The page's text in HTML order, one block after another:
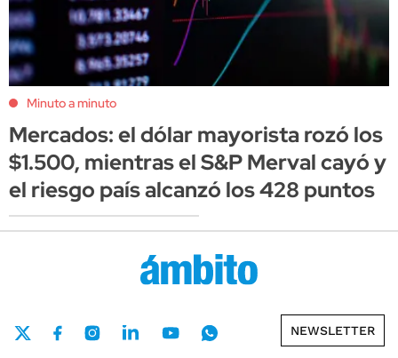
Minuto a minuto
Mercados: el dólar mayorista rozó los
$1.500, mientras el S&P Merval cayó y
el riesgo país alcanzó los 428 puntos
NEWSLETTER